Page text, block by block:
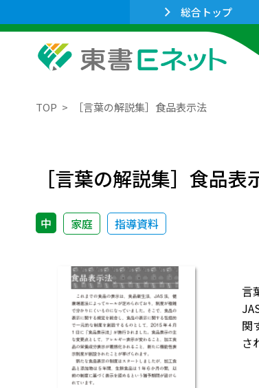
総合トップ
TOP ［言葉の解説集］食品表示法
［言葉の解説集］食品表
中 家庭 指導資料
言
関
さ